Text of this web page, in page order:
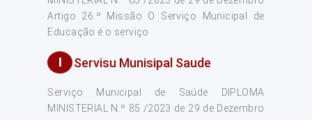
Artigo 26.º Missão O Serviço Municipal de
Educação é o serviço
I Servisu Munisipal Saude
Serviço Municipal de Saúde DIPLOMA
MINISTERIAL N.º 85 /2023 de 29 de Dezembro